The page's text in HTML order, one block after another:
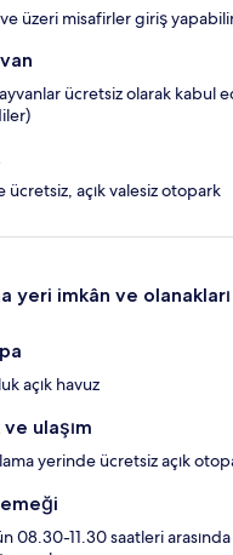
üzeri misafirler giriş
ücretsiz olarak kabul
ücretsiz, açık valesiz otopark
yeri imkân ve olanakları
açık havuz
ulaşım
yerinde ücretsiz açık
08.30-11.30 saatleri